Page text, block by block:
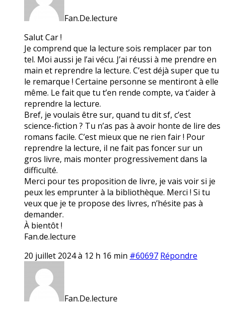
Fan.De.lecture
Salut Car !
Je comprend que la lecture sois remplacer par ton
tel. Moi aussi je l’ai vécu. J’ai réussi à me prendre en
main et reprendre la lecture. C’est déjà super que tu
le remarque ! Certaine personne se mentiront à elle
même. Le fait que tu t’en rende compte, va t’aider à
reprendre la lecture.
Bref, je voulais être sur, quand tu dit sf, c’est
science-fiction ? Tu n’as pas à avoir honte de lire des
romans facile. C’est mieux que ne rien fair ! Pour
reprendre la lecture, il ne fait pas foncer sur un
gros livre, mais monter progressivement dans la
difficulté.
Merci pour tes proposition de livre, je vais voir si je
peux les emprunter à la bibliothèque. Merci ! Si tu
veux que je te propose des livres, n’hésite pas à
demander.
À bientôt !
Fan.de.lecture
20 juillet 2024 à 12 h 16 min #60697 Répondre
Fan.De.lecture